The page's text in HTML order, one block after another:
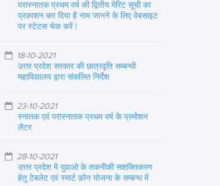
परास्नातक प्रथम वर्ष की द्वितीय मेरिट सूची का
प्रकाशन कर दिया है नाम जानने के लिए वेबसाइट
पर स्टेटस चेक करें |
18-10-2021
उत्तर प्रदेश सरकार की छात्रवृति सम्बन्धी
महाविद्यालय द्वारा संकलित निर्देश
23-10-2021
स्नातक एवं परास्नातक प्रथम वर्ष के प्रमोशन
लैटर
28-10-2021
उत्तर प्रदेश में युवाओ के तकनीकी सशक्तिकरण
हेतु टेबलेट एवं स्मार्ट फ़ोन योजना के सम्बन्ध में